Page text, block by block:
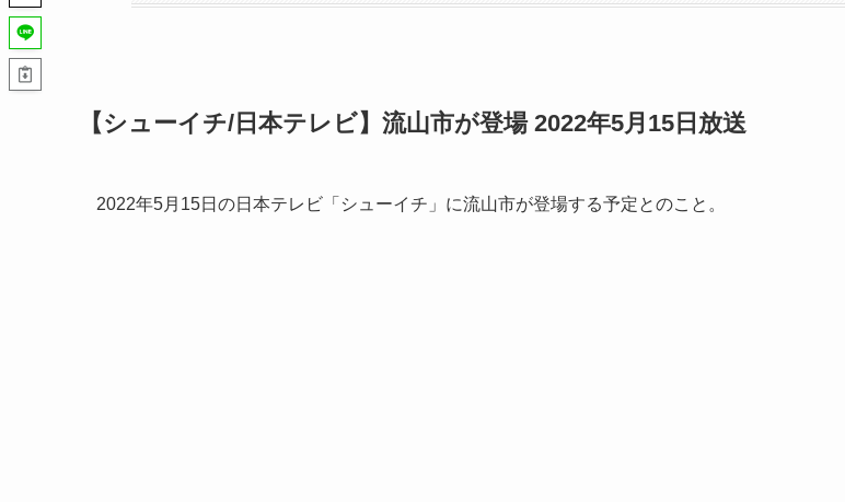
【シューイチ/日本テレビ】流山市が登場 2022年5月15日放送
2022年5月15日の日本テレビ「シューイチ」に流山市が登場する予定とのこと。